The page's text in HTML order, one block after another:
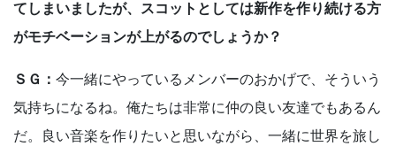
てしまいましたが、スコットとしては新作を作り続ける方
がモチベーションが上がるのでしょうか？
ＳＧ： 今一緒にやっているメンバーのおかげで、そういう
気持ちになるね。俺たちは非常に仲の良い友達でもあるん
だ。良い音楽を作りたいと思いながら、一緒に世界を旅し